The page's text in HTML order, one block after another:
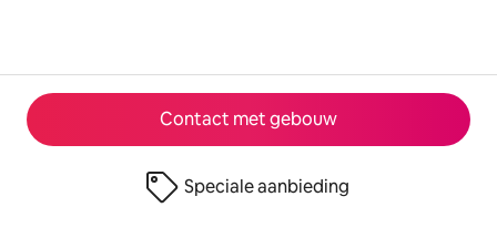
Contact met gebouw
Speciale aanbieding